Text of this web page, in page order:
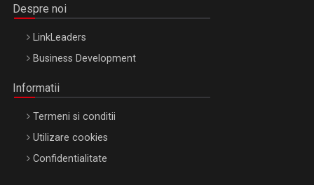
Despre noi
LinkLeaders
Business Development
Informatii
Termeni si conditii
Utilizare cookies
Confidentialitate